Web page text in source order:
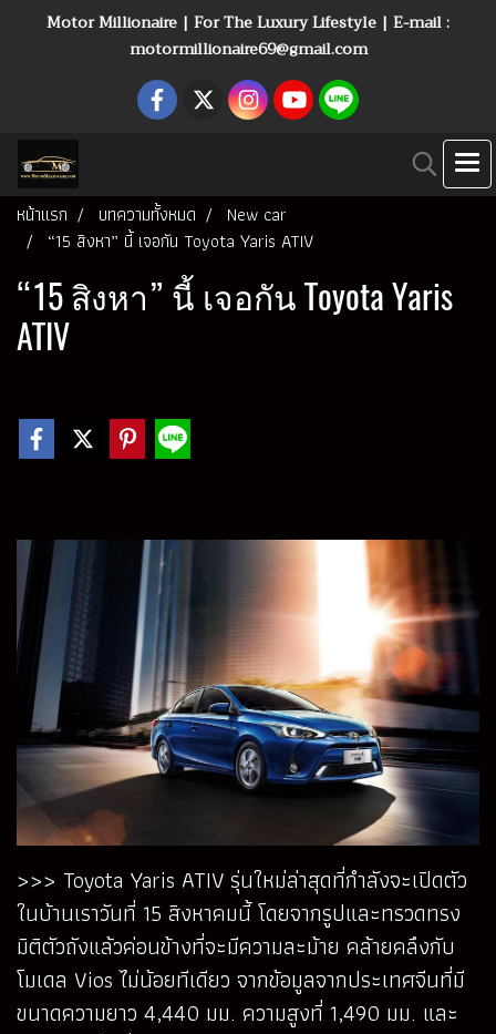
Motor Millionaire | For The Luxury Lifestyle | E-mail :
motormillionaire69@gmail.com
หน้าแรก บทความทั้งหมด
New car
“15 สิงหา” นี้ เจอกัน Toyota Yaris ATIV
“15 สิงหา” นี้ เจอกัน Toyota Yaris
ATIV
>>> Toyota Yaris ATIV รุ่นใหม่ล่าสุดที่กำลังจะเปิดตัว
ในบ้านเราวันที่ 15 สิงหาคมนี้ โดยจากรูปและทรวดทรง
มิติตัวถังแล้วค่อนข้างที่จะมีความละม้าย คล้ายคลึงกับ
โมเดล Vios ไม่น้อยทีเดียว จากข้อมูลจากประเทศจีนที่มี
ขนาดความยาว 4,440 มม. ความสูงที่ 1,490 มม. และ